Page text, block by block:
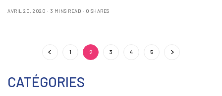
AVRIL 20, 2020 3 MINS READ 0 SHARES
1 2 3 4 5
CATÉGORIES